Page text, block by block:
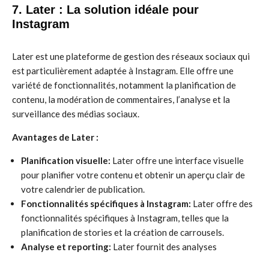
7. Later : La solution idéale pour
Instagram
Later est une plateforme de gestion des réseaux sociaux qui
est particulièrement adaptée à Instagram. Elle offre une
variété de fonctionnalités, notamment la planification de
contenu, la modération de commentaires, l’analyse et la
surveillance des médias sociaux.
Avantages de Later :
Planification visuelle: Later offre une interface visuelle
pour planifier votre contenu et obtenir un aperçu clair de
votre calendrier de publication.
Fonctionnalités spécifiques à Instagram: Later offre des
fonctionnalités spécifiques à Instagram, telles que la
planification de stories et la création de carrousels.
Analyse et reporting: Later fournit des analyses